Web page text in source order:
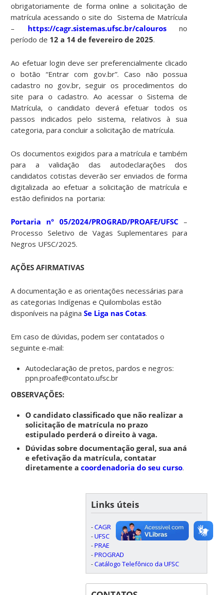
obrigatoriamente de forma online a solicitação de
matrícula acessando o site do Sistema de Matrícula
– https://cagr.sistemas.ufsc.br/calourosno
período de 12 a 14 de fevereiro de 2025.
Ao efetuar login deve ser preferencialmente clicado
o botão “Entrar com gov.br”. Caso não possua
cadastro no gov.br, seguir os procedimentos do
site para o cadastro. Ao acessar o Sistema de
Matrícula, o candidato deverá efetuar todos os
passos indicados pelo sistema, relativos à sua
categoria, para concluir a solicitação de matrícula.
Os documentos exigidos para a matrícula e também
para a validação das autodeclarações dos
candidatos cotistas deverão ser enviados de forma
digitalizada ao efetuar a solicitação de matrícula e
estão definidos na portaria:
Portaria nº 05/2024/PROGRAD/PROAFE/UFSC –
Processo Seletivo de Vagas Suplementares para
Negros UFSC/2025.
AÇÕES AFIRMATIVAS
A documentação e as orientações necessárias para
as categorias Indígenas e Quilombolas estão
disponíveis na páginaSe Liga nas Cotas.
Em caso de dúvidas, podem ser contatados o
seguinte e-mail:
Autodeclaração de pretos, pardos e negros:
ppn.proafe@contato.ufsc.br
OBSERVAÇÕES:
O candidato classificado que não realizar a
solicitação de matrícula no prazo
estipulado perderá o direito à vaga.
Dúvidas sobre documentação geral, sua análise,
e efetivação da matrícula, contatar
diretamente a coordenadoria do seu curso.
Links úteis
-CAGR
-UFSC
-PRAE
-PROGRAD
-Catálogo Telefônico da UFSC